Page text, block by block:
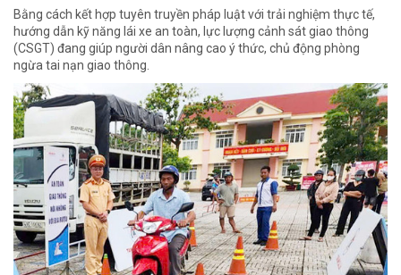
Bằng cách kết hợp tuyên truyền pháp luật với trải nghiệm thực tế,
hướng dẫn kỹ năng lái xe an toàn, lực lượng cảnh sát giao thông
(CSGT) đang giúp người dân nâng cao ý thức, chủ động phòng
ngừa tai nạn giao thông.